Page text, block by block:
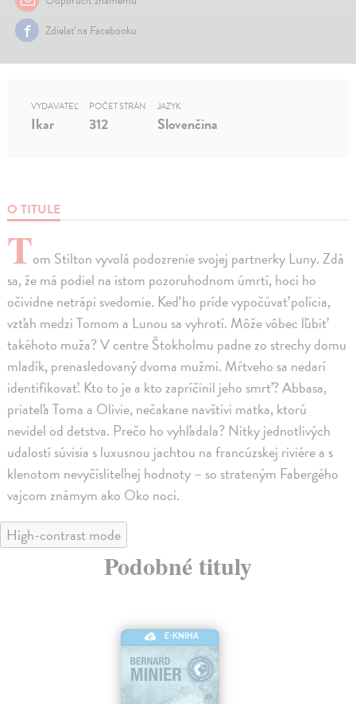
Zdielať na Facebooku
O TITULE
Tom Stilton vyvolá podozrenie svojej partnerky Luny. Zdá
sa, že má podiel na istom pozoruhodnom úmrtí, hoci ho
očividne netrápi svedomie. Keď ho príde vypočúvať polícia,
vzťah medzi Tomom a Lunou sa vyhrotí. Môže vôbec ľúbiť
takéhoto muža? V centre Štokholmu padne zo strechy domu
mladík, prenasledovaný dvoma mužmi. Mŕtveho sa nedarí
identifikovať. Kto to je a kto zapríčinil jeho smrť? Abbasa,
priateľa Toma a Olivie, nečakane navštívi matka, ktorú
nevidel od detstva. Prečo ho vyhľadala? Nitky jednotlivých
udalostí súvisia s luxusnou jachtou na francúzskej riviére a s
klenotom nevyčísliteľnej hodnoty – so strateným Fabergého
vajcom známym ako Oko noci.
VYDAVATEĽ
Ikar
POČET STRÁN
312
JAZYK
Slovenčina
High-contrast mode
Podobné tituly
E-KNIHA